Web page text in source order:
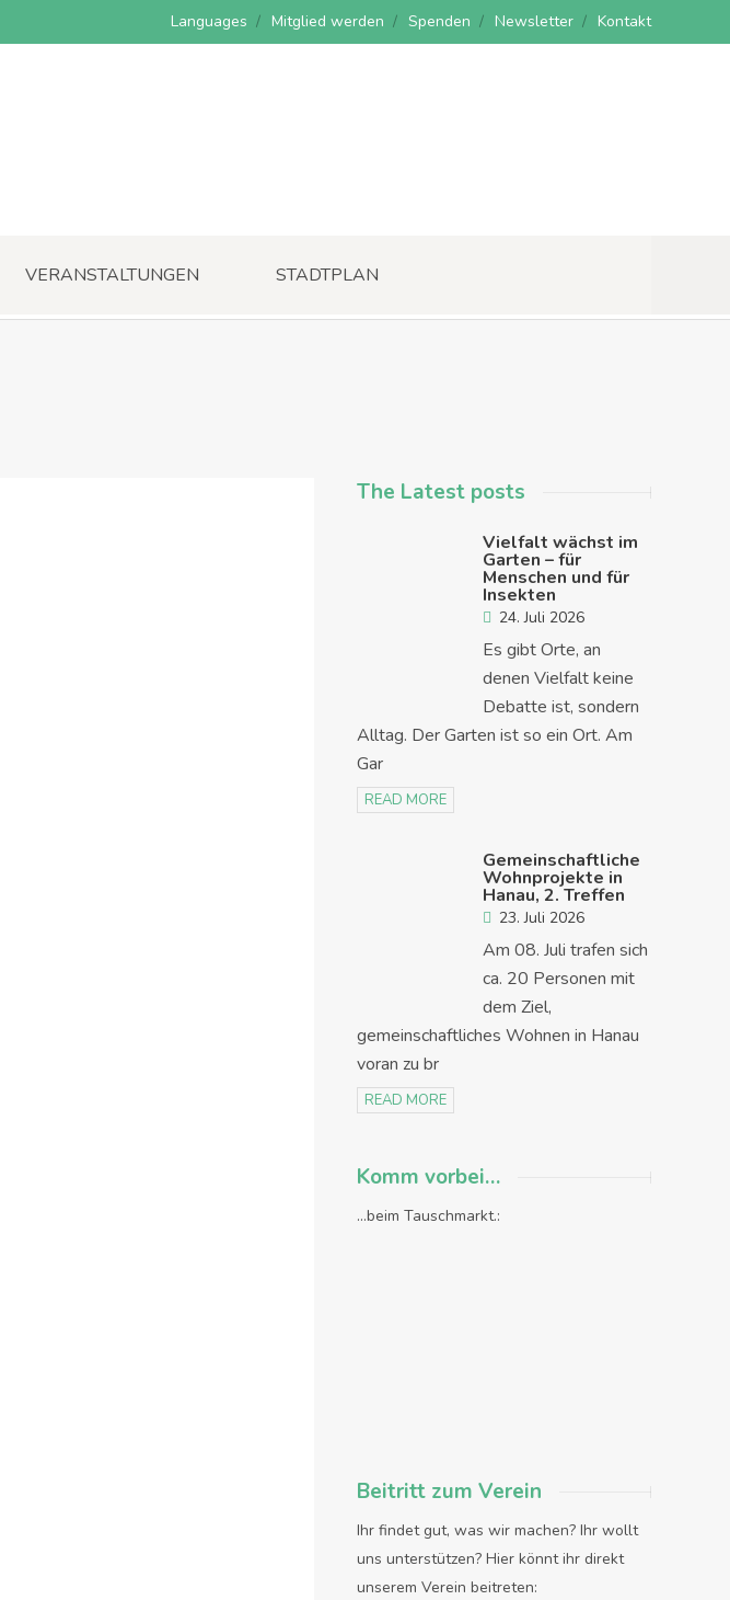
Languages Mitglied werden Spenden Newsletter Kontakt
VERANSTALTUNGEN STADTPLAN
The Latest posts
Vielfalt wächst im
Garten – für
Menschen und für
Insekten
24. Juli 2026
Es gibt Orte, an
denen Vielfalt keine
Debatte ist, sondern
Alltag. Der Garten ist so ein Ort. Am
Gar
READ MORE
Gemeinschaftliche
Wohnprojekte in
Hanau, 2. Treffen
23. Juli 2026
Am 08. Juli trafen sich
ca. 20 Personen mit
dem Ziel,
gemeinschaftliches Wohnen in Hanau
voran zu br
READ MORE
Komm vorbei…
...beim Tauschmarkt.:
Beitritt zum Verein
Ihr findet gut, was wir machen? Ihr wollt
uns unterstützen? Hier könnt ihr direkt
unserem Verein beitreten: